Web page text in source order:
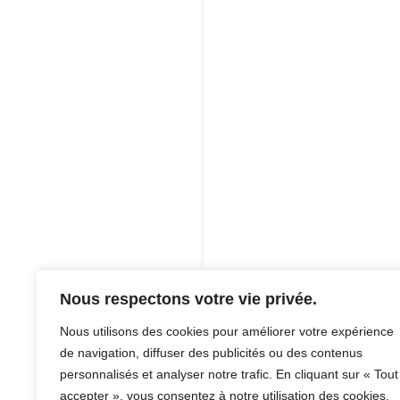
Nous respectons votre vie privée.
Nous utilisons des cookies pour améliorer votre expérience
de navigation, diffuser des publicités ou des contenus
personnalisés et analyser notre trafic. En cliquant sur « Tout
accepter », vous consentez à notre utilisation des cookies.
Une création